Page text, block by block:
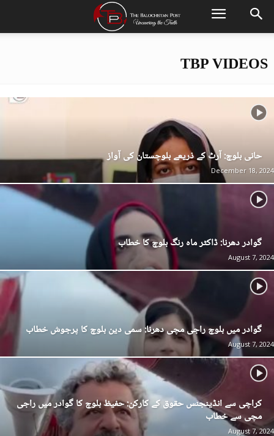
TBP VIDEOS
حانی بلوچ: آرٹ کے ذریعے بلوچستان کی آواز
December 18, 2024
گوادر دھرنا: ڈاکٹر ماہ رنگ بلوچ کا خطاب
August 7, 2024
گوادر میں بلوچ راجی مچی دھرنا: سمی دین بلوچ کا پرجوش خطاب
August 7, 2024
کراچی سے انڈینجنس حقوق کے کارکن: حفیظ بلوچ کا گوادر میں راجی
مچی سے خطاب
August 7, 2024